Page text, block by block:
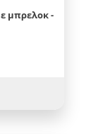
μπρελοκ -